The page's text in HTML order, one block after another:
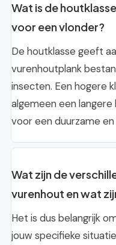
Wat is de
voor een vlonder?
De houtklasse geeft
vurenhoutplank
insecten. Een hogere
algemeen een
voor een duurzame
Wat zijn de
vurenhout en wat
Het is dus belangrijk
jouw specifieke